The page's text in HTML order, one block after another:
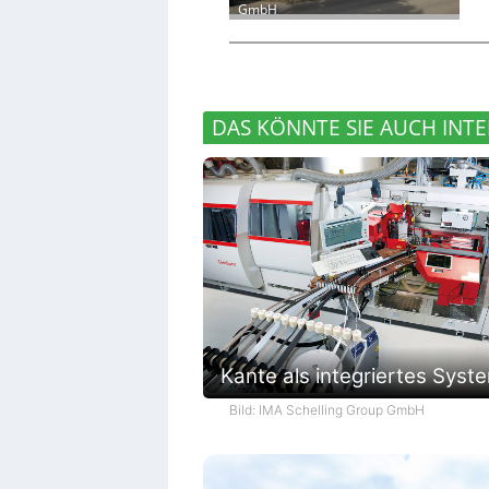
GmbH
DAS KÖNNTE SIE AUCH
Kante als integriertes
Bild: IMA Schelling Group GmbH